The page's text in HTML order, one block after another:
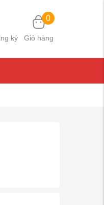
ký
0
Giỏ hàng